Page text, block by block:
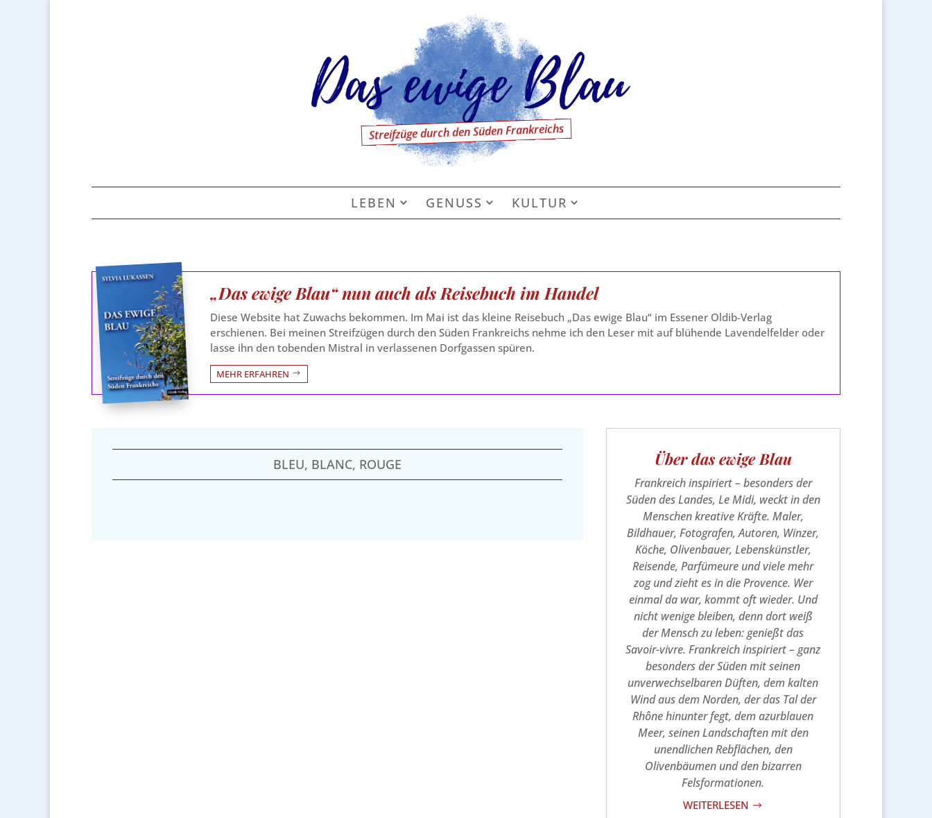
Streifzüge durch den Süden Frankreichs
LEBEN GENUSS KULTUR
„Das ewige Blau“ nun auch als Reisebuch im Handel
Diese Website hat Zuwachs bekommen. Im Mai ist das kleine Reisebuch „Das ewige Blau“ im Essener Oldib-Verlag
erschienen. Bei meinen Streifzügen durch den Süden Frankreichs nehme ich den Leser mit auf blühende Lavendelfelder oder
lasse ihn den tobenden Mistral in verlassenen Dorfgassen spüren.
MEHR ERFAHREN
BLEU, BLANC, ROUGE Über das ewige Blau
Frankreich inspiriert – besonders der
Süden des Landes, Le Midi, weckt in den
Menschen kreative Kräfte. Maler,
Bildhauer, Fotografen, Autoren, Winzer,
Köche, Olivenbauer, Lebenskünstler,
Reisende, Parfümeure und viele mehr
zog und zieht es in die Provence. Wer
einmal da war, kommt oft wieder. Und
nicht wenige bleiben, denn dort weiß
der Mensch zu leben: genießt das
Savoir-vivre. Frankreich inspiriert – ganz
besonders der Süden mit seinen
unverwechselbaren Düften, dem kalten
Wind aus dem Norden, der das Tal der
Rhône hinunter fegt, dem azurblauen
Meer, seinen Landschaften mit den
unendlichen Rebflächen, den
Olivenbäumen und den bizarren
Felsformationen.
WEITERLESEN $